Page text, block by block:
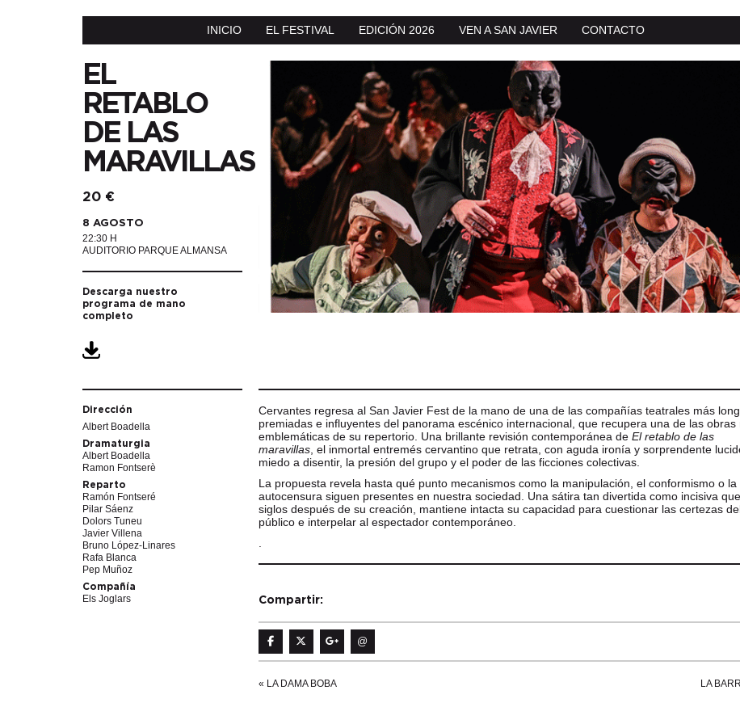
INICIO EL FESTIVAL EDICIÓN 2026 VEN A SAN JAVIER CONTACTO
EL
RETABLO
DE LAS
MARAVILLAS
20 €
8 AGOSTO
22:30 H
AUDITORIO PARQUE ALMANSA
Descarga nuestro
programa de mano
completo
Dirección
Albert Boadella
Dramaturgia
Albert Boadella
Ramon Fontserè
Reparto
Ramón Fontseré
Pilar Sáenz
Dolors Tuneu
Javier Villena
Bruno López-Linares
Rafa Blanca
Pep Muñoz
Compañía
Els Joglars
Cervantes regresa al San Javier Fest de la mano de una de las compañías teatrales más
premiadas e influyentes del panorama escénico internacional, que recupera una de las obras
emblemáticas de su repertorio. Una brillante revisión contemporánea de El retablo de las
maravillas, el inmortal entremés cervantino que retrata, con aguda ironía y sorprendente
miedo a disentir, la presión del grupo y el poder de las ficciones colectivas.
La propuesta revela hasta qué punto mecanismos como la manipulación, el conformismo o la
autocensura siguen presentes en nuestra sociedad. Una sátira tan divertida como incisiva que,
siglos después de su creación, mantiene intacta su capacidad para cuestionar las certezas
público e interpelar al espectador contemporáneo.
Compartir:
@
« LA DAMA BOBA LA